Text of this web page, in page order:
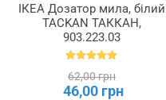
ІКЕА Дозатор мила, білий
TACKAN ТАККАН,
903.223.03
62,00 грн
46,00 грн